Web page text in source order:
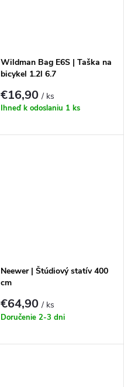
Wildman Bag E6S | Taška na
bicykel 1.2l 6.7
€16,90/ ks
Ihneď k odoslaniu 1 ks
Neewer | Štúdiový statív 400
cm
€64,90/ ks
Doručenie 2-3 dni